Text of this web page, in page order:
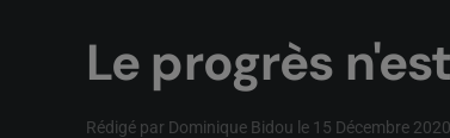
Le progrès
Rédigé par Dominique Bidou le 15 Décembre 2020